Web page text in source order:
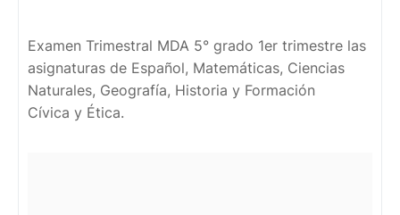
Examen Trimestral MDA 5° grado 1er trimestre las
asignaturas de Español, Matemáticas, Ciencias
Naturales, Geografía, Historia y Formación
Cívica y Ética.